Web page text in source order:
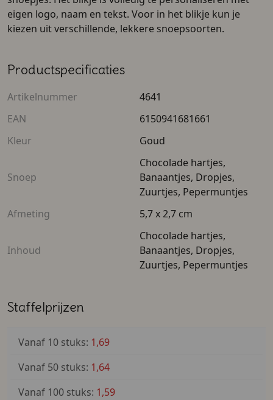
eigen logo, naam en tekst. Voor in het blikje kun je
kiezen uit verschillende, lekkere snoepsoorten.
Productspecificaties
Artikelnummer
4641
EAN
6150941681661
Kleur
Goud
Snoep
Chocolade hartjes,
Banaantjes, Dropjes,
Zuurtjes, Pepermuntjes
Afmeting
5,7 x 2,7 cm
Inhoud
Chocolade hartjes,
Banaantjes, Dropjes,
Zuurtjes, Pepermuntjes
Staffelprijzen
Vanaf 10 stuks: 1,69
Vanaf 50 stuks: 1,64
Vanaf 100 stuks: 1,59